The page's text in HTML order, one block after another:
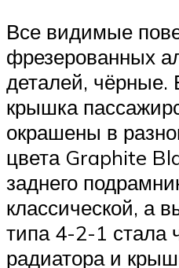
Все видимые
фрезерованных
деталей, чёрные.
крышка
окрашены в
цвета Graphite
заднего
классической, а
типа 4-2-1 стала
радиатора и